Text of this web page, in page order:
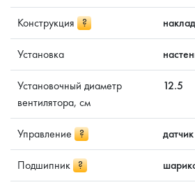
Конструкция ?
Установка
Установочный диаметр
вентилятора, см
12.5
Управление ?
Подшипник ?